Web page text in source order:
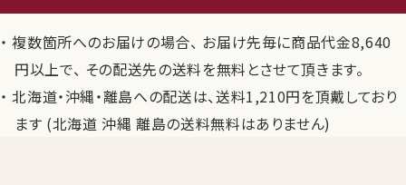
複数箇所へのお届けの場合、 お届け先毎に商品代金8,640
円以上で、 その配送先の送料を無料とさせて頂きます。
北海道・沖縄・離島への配送は、送料1,210円を頂戴しており
ます (北海道 沖縄 離島の送料無料はありません)